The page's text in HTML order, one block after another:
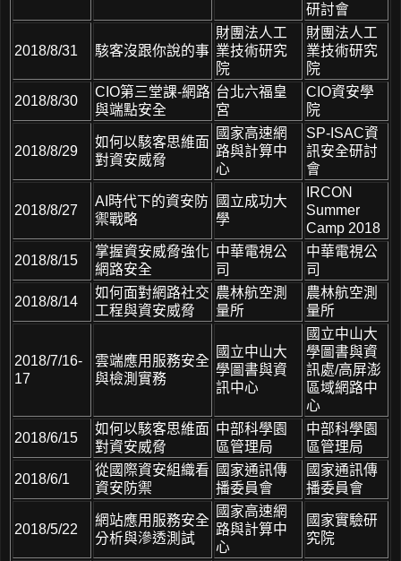
研討會
2018/8/31 駭客沒跟你說的事
財團法人工
業技術研究
院
財團法人工
業技術研究
院
2018/8/30
CIO第三堂課-網路
與端點安全
台北六福皇
宮
CIO資安學
院
2018/8/29
如何以駭客思維面
對資安威脅
國家高速網
路與計算中
心
SP-ISAC資
訊安全研討
會
2018/8/27
AI時代下的資安防
禦戰略
國立成功大
學
IRCON
Summer
Camp 2018
2018/8/15
掌握資安威脅強化
網路安全
中華電視公
司
中華電視公
司
2018/8/14
如何面對網路社交
工程與資安威脅
農林航空測
量所
農林航空測
量所
2018/7/16-
17
雲端應用服務安全
與檢測實務
國立中山大
學圖書與資
訊中心
國立中山大
學圖書與資
訊處/高屏澎
區域網路中
心
2018/6/15
如何以駭客思維面
對資安威脅
中部科學園
區管理局
中部科學園
區管理局
2018/6/1
從國際資安組織看
資安防禦
國家通訊傳
播委員會
國家通訊傳
播委員會
2018/5/22
網站應用服務安全
分析與滲透測試
國家高速網
路與計算中
心
國家實驗研
究院